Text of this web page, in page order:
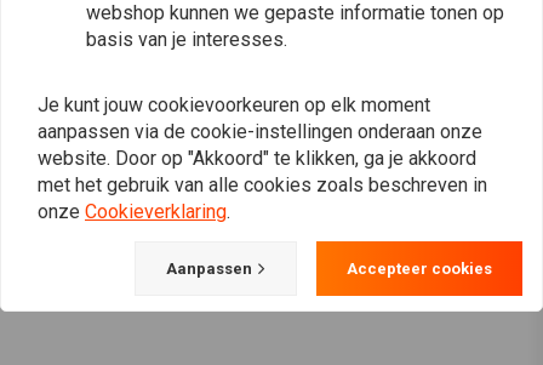
Chrome
€10,39
Spring, 3 Inch
€4,71
webshop kunnen we gepaste informatie tonen op
basis van je interesses.
Je kunt jouw cookievoorkeuren op elk moment
aanpassen via de cookie-instellingen onderaan onze
website. Door op "Akkoord" te klikken, ga je akkoord
met het gebruik van alle cookies zoals beschreven in
onze Cookieverklaring.
Aanpassen Accepteer cookies